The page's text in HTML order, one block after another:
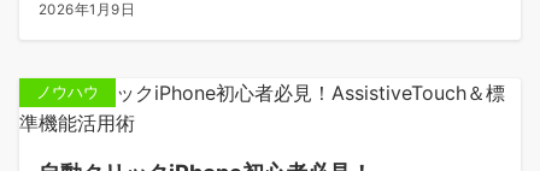
2026年1月9日
ノウハウ